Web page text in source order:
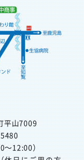
平山7009
～12:00）